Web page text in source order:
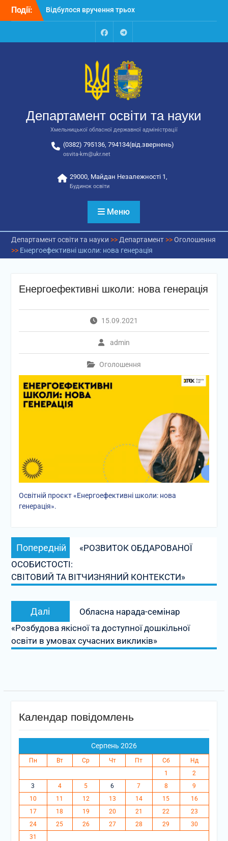
Перейти
Події:
Відбулося вручення трьох
автобусів для потреб
Відбулося засідання
освіти та науки обласної
державної адміністрації
Відбулась обласна
національно-патріотичне
виховання
FacebookTalegram
Департамент освіти та науки
Хмельницької обласної державної адміністрації
(0382) 795136, 794134(від.звернень)
osvita-km@ukr.net
29000, Майдан Незалежності 1,
Будинок освіти
Меню
Департамент освіти та науки >> Департамент>>Оголошення
>> Енергоефективні школи: нова генерація
Енергоефективні школи: нова генерація
15.09.2021
admin
Оголошення
Освітній проєкт «Енергоефективні школи: нова
генерація».
Навігація
записів
Попередній
запис:
«РОЗВИТОК ОБДАРОВАНОЇ
ОСОБИСТОСТІ:
СВІТОВИЙ ТА ВІТЧИЗНЯНИЙ КОНТЕКСТИ»
Далі
Наступний
запис:
Обласна нарада-семінар
«Розбудова якісної та доступної дошкільної
освіти в умовах сучасних викликів»
Календар повідомлень
Серпень 2026
Пн Вт Ср Чт Пт Сб
Нд
1
2
3
4 5 6 7 8
9
10
11 12 13 14 15
16
17
18 19 20 21 22
23
24
25 26 27 28 29
30
31